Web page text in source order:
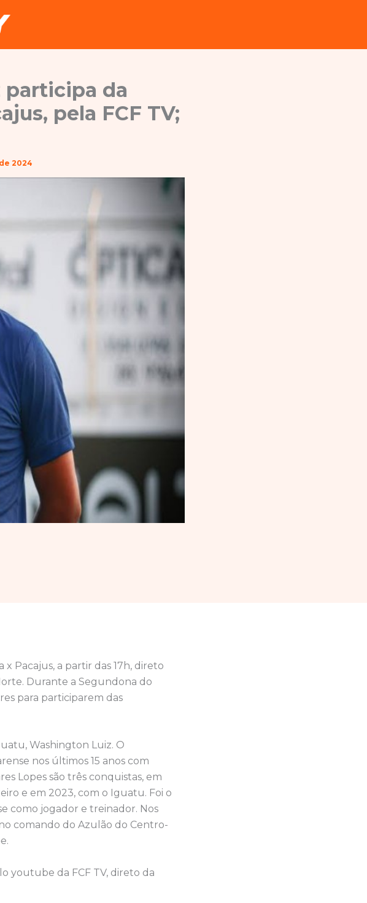
participa da
pela FCF TV;
2024
x Pacajus, a partir das 17h, direto
Durante a Segundona do
para participarem das
Washington Luiz. O
nos últimos 15 anos com
Lopes são três conquistas, em
e em 2023, com o Iguatu. Foi o
como jogador e treinador. Nos
comando do Azulão do Centro-
youtube da FCF TV, direto da